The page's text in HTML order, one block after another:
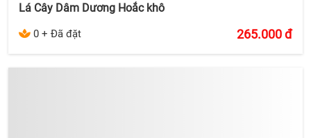
Lá Cây Dâm Dương Hoắc khô
0 + Đã đặt 265.000đ